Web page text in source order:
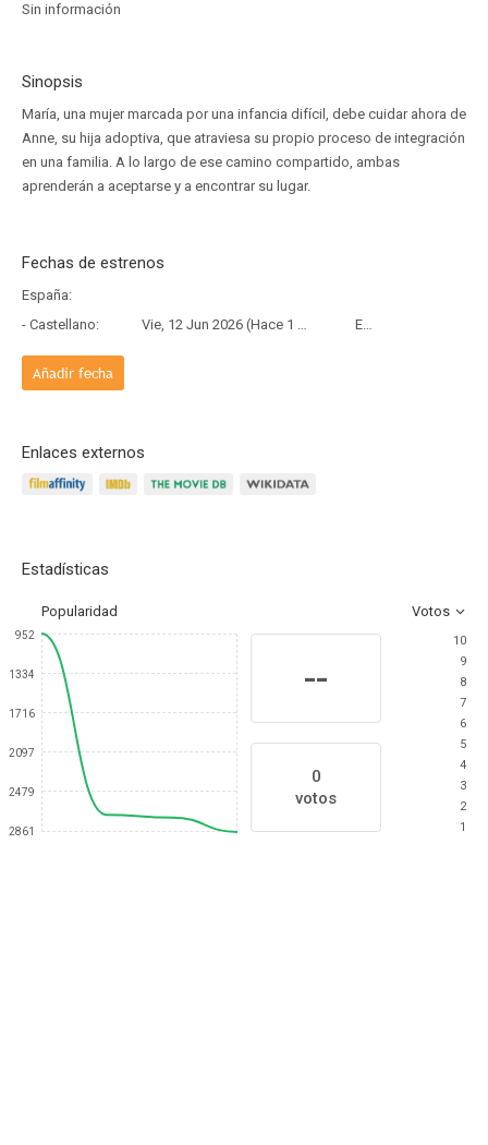
Sin información
Sinopsis
María, una mujer marcada por una infancia difícil, debe cuidar ahora de
Anne, su hija adoptiva, que atraviesa su propio proceso de integración
en una familia. A lo largo de ese camino compartido, ambas
aprenderán a aceptarse y a encontrar su lugar.
Fechas de estrenos
España:
- Castellano:
Vie, 12 Jun 2026 (Hace 1 mes y 25 días) Estreno
Añadir fecha
Enlaces externos
Estadísticas
Popularidad Votos
952
1334
1716
2097
2479
2861
--
0
votos
10
9
8
7
6
5
4
3
2
1